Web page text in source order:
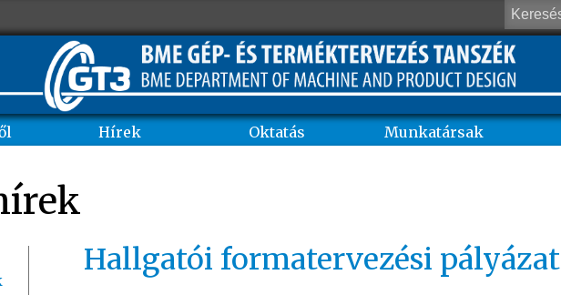
Hírek Oktatás Munkatársak
Hallgatói formatervezési pályázat